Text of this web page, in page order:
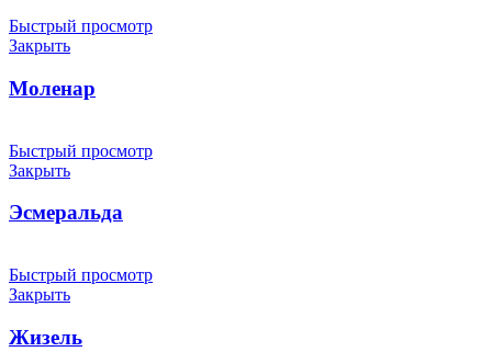
Быстрый просмотр
Закрыть
Моленар
Быстрый просмотр
Закрыть
Эсмеральда
Быстрый просмотр
Закрыть
Жизель